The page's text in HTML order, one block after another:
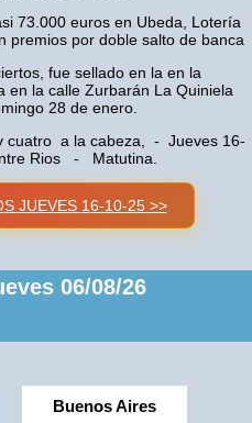
73.000 euros en Ubeda, Lotería
premios por doble salto de banca
fue sellado en la en la
en la calle Zurbarán La Quiniela
28 de enero.
cuatro a la cabeza, - Jueves 16-
Rios - Matutina.
JUEVES 16-10-25 >>
06/08/26
Buenos Aires